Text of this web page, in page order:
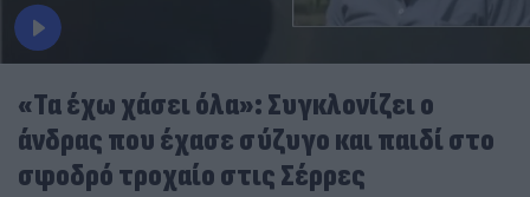
«Τα έχω χάσει όλα»: Συγκλονίζει ο
άνδρας που έχασε σύζυγο και παιδί στο
σφοδρό τροχαίο στις Σέρρες